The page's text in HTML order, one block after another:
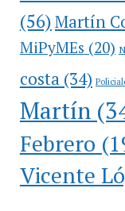
(56)Martín
MiPyMEs (20)
costa(34)
Martín
Febrero
Vicente